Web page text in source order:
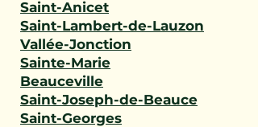
Saint-Anicet
Saint-Lambert-de-Lauzon
Vallée-Jonction
Sainte-Marie
Beauceville
Saint-Joseph-de-Beauce
Saint-Georges